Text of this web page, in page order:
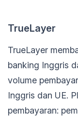
TrueLayer
TrueLayer
banking Inggris
volume
Inggris dan UE.
pembayaran: